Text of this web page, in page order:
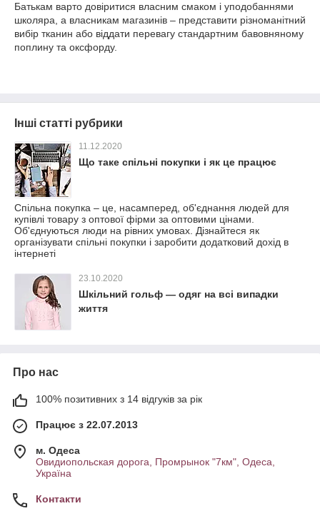
Батькам варто довіритися власним смаком і уподобаннями
школяра, а власникам магазинів – представити різноманітний
вибір тканин або віддати перевагу стандартним бавовняному
поплину та оксфорду.
Інші статті рубрики
11.12.2020
Що таке спільні покупки і як це працює
Спільна покупка – це, насамперед, об'єднання людей для
купівлі товару з оптової фірми за оптовими цінами.
Об'єднуються люди на рівних умовах. Дізнайтеся як
організувати спільні покупки і заробити додатковий дохід в
інтернеті
23.10.2020
Шкільний гольф — одяг на всі випадки
життя
Про нас
100% позитивних з 14 відгуків за рік
Працює з 22.07.2013
м. Одеса
Овидиопольская дорога, Промрынок "7км", Одеса,
Україна
Контакти